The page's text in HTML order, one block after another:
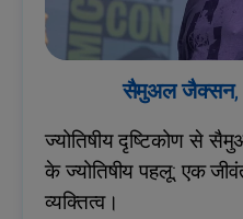
सैमुअल जैक्सन,
ज्योतिषीय दृष्टिकोण से
के ज्योतिषीय पहलू: एक
व्यक्तित्व।